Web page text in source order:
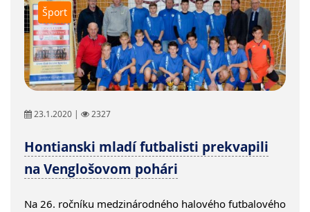
Šport
23.1.2020 | 2327
Hontianski mladí futbalisti prekvapili
na Venglošovom pohári
Na 26. ročníku medzinárodného halového futbalového